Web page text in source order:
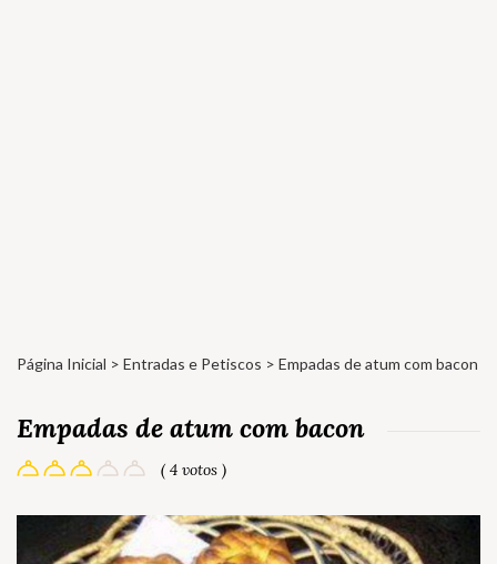
Página Inicial > Entradas e Petiscos > Empadas de atum com bacon
Empadas de atum com bacon
( 4 votos )